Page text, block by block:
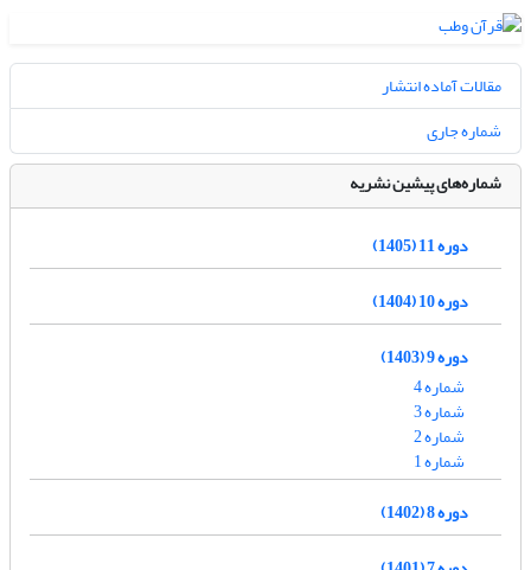
مقالات آماده انتشار
شماره جاری
شماره‌های پیشین نشریه
دوره 11 (1405)
دوره 10 (1404)
دوره 9 (1403)
شماره 4
شماره 3
شماره 2
شماره 1
دوره 8 (1402)